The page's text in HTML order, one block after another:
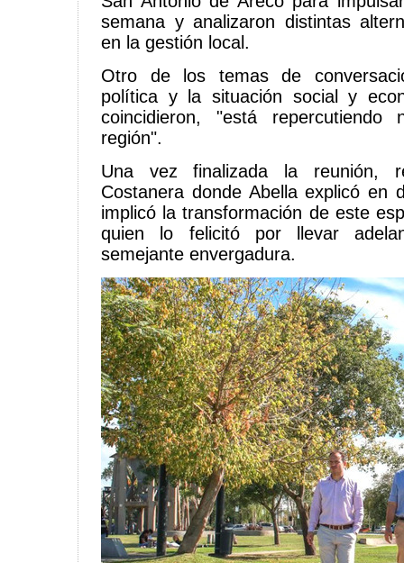
semana y analizaron distintas
en la gestión local.
Otro de los temas de
política y la situación social y
coincidieron, "está repercutiendo
región".
Una vez finalizada la reunión,
Costanera donde Abella explicó en
implicó la transformación de este
quien lo felicitó por llevar
semejante envergadura.